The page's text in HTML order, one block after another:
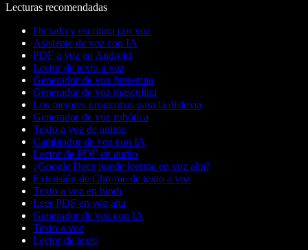
Lecturas recomendadas
Dictado y escritura por voz
Asistente de voz con IA
PDF a voz en Android
Lector de texto a voz
Generador de voz femenina
Generador de voz masculina
Los mejores programas para la dislexia
Generador de voz robótica
Texto a voz de anime
Cambiador de voz con IA
Lector de PDF en audio
¿Google Docs puede leerme en voz alta?
Extensión de Chrome de texto a voz
Texto a voz en hindi
Leer PDF en voz alta
Generador de voz con IA
Texto a voz
Lector de texto